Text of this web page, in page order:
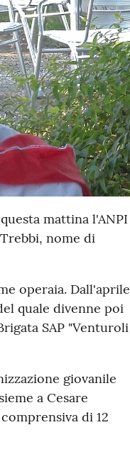
mattina l'ANPI
nome di
operaia. Dall'aprile
quale divenne poi
SAP "Venturoli
giovanile
a Cesare
di 12